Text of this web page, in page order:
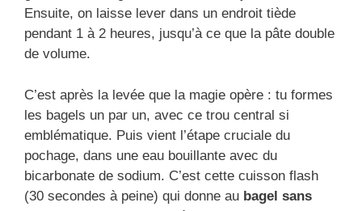
Ensuite, on laisse lever dans un endroit tiède
pendant 1 à 2 heures, jusqu’à ce que la pâte double
de volume.
C’est après la levée que la magie opère : tu formes
les bagels un par un, avec ce trou central si
emblématique. Puis vient l’étape cruciale du
pochage, dans une eau bouillante avec du
bicarbonate de sodium. C’est cette cuisson flash
(30 secondes à peine) qui donne au bagel sans